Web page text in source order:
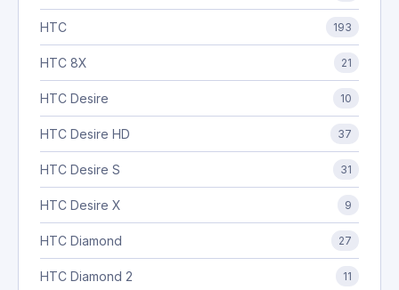
HTC 193
HTC 8X 21
HTC Desire 10
HTC Desire HD 37
HTC Desire S 31
HTC Desire X 9
HTC Diamond 27
HTC Diamond 2 11